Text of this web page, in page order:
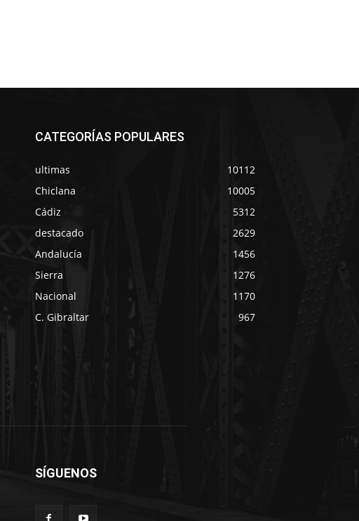
CATEGORÍAS POPULARES
ultimas
10112
Chiclana
10005
Cádiz
5312
destacado
2629
Andalucía
1456
Sierra
1276
Nacional
1170
C. Gibraltar
967
SÍGUENOS